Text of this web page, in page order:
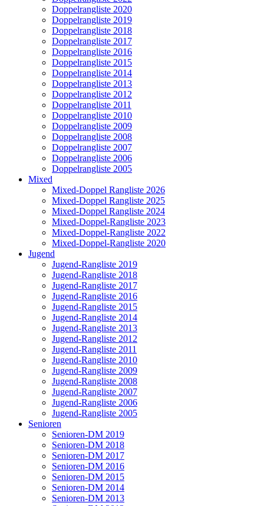
Doppelrangliste 2020
Doppelrangliste 2019
Doppelrangliste 2018
Doppelrangliste 2017
Doppelrangliste 2016
Doppelrangliste 2015
Doppelrangliste 2014
Doppelrangliste 2013
Doppelrangliste 2012
Doppelrangliste 2011
Doppelrangliste 2010
Doppelrangliste 2009
Doppelrangliste 2008
Doppelrangliste 2007
Doppelrangliste 2006
Doppelrangliste 2005
Mixed
Mixed-Doppel Rangliste 2026
Mixed-Doppel Rangliste 2025
Mixed-Doppel Rangliste 2024
Mixed-Doppel-Rangliste 2023
Mixed-Doppel-Rangliste 2022
Mixed-Doppel-Rangliste 2020
Jugend
Jugend-Rangliste 2019
Jugend-Rangliste 2018
Jugend-Rangliste 2017
Jugend-Rangliste 2016
Jugend-Rangliste 2015
Jugend-Rangliste 2014
Jugend-Rangliste 2013
Jugend-Rangliste 2012
Jugend-Rangliste 2011
Jugend-Rangliste 2010
Jugend-Rangliste 2009
Jugend-Rangliste 2008
Jugend-Rangliste 2007
Jugend-Rangliste 2006
Jugend-Rangliste 2005
Senioren
Senioren-DM 2019
Senioren-DM 2018
Senioren-DM 2017
Senioren-DM 2016
Senioren-DM 2015
Senioren-DM 2014
Senioren-DM 2013